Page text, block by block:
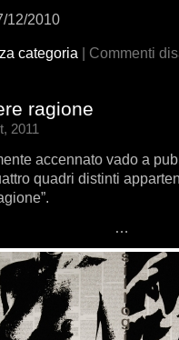
12/2010
categoria | Commenti
ragione
2011
accennato vado a
quadri distinti
…